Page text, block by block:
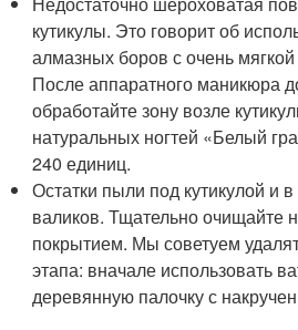
кутикулы. Это говорит об
алмазных боров с очень
После аппаратного маникюра
обработайте зону возле
натуральных ногтей «Белый
240 единиц.
Остатки пыли под кутикулой и
валиков. Тщательно очищайте
покрытием. Мы советуем
этапа: вначале использовать
деревянную палочку с